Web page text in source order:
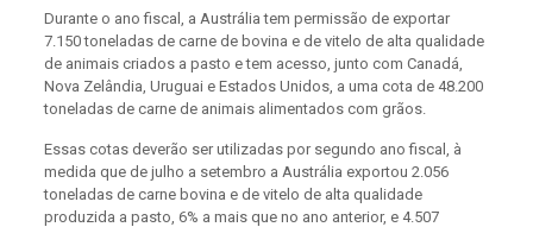
Durante o ano fiscal, a Austrália tem permissão de exportar
7.150 toneladas de carne de bovina e de vitelo de alta qualidade
de animais criados a pasto e tem acesso, junto com Canadá,
Nova Zelândia, Uruguai e Estados Unidos, a uma cota de 48.200
toneladas de carne de animais alimentados com grãos.
Essas cotas deverão ser utilizadas por segundo ano fiscal, à
medida que de julho a setembro a Austrália exportou 2.056
toneladas de carne bovina e de vitelo de alta qualidade
produzida a pasto, 6% a mais que no ano anterior, e 4.507